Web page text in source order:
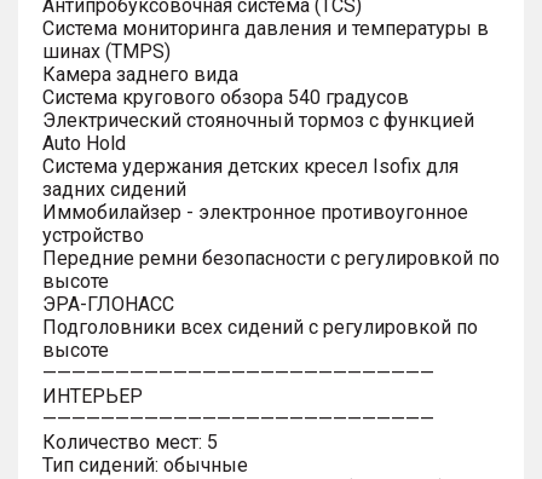
Антипробуксовочная система (TCS)
Система мониторинга давления и температуры в
шинах (TMPS)
Камера заднего вида
Система кругового обзора 540 градусов
Электрический стояночный тормоз с функцией
Auto Hold
Система удержания детских кресел Isofix для
задних сидений
Иммобилайзер - электронное противоугонное
устройство
Передние ремни безопасности с регулировкой по
высоте
ЭРА-ГЛОНАСС
Подголовники всех сидений с регулировкой по
высоте
———————————————————————————
ИНТЕРЬЕР
———————————————————————————
Количество мест: 5
Тип сидений: обычные